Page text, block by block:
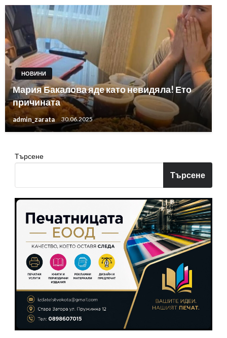
НОВИНИ
Мария Бакалова яде като невидяла! Ето
причината
admin_zarata 30.06.2025
Търсене
Търсене